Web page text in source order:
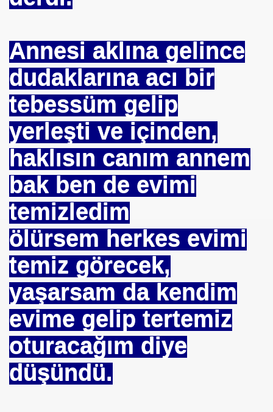
Annesi aklına gelince
dudaklarına acı bir
tebessüm gelip
yerleşti ve içinden,
haklısın canım annem
bak ben de evimi
temizledim
ölürsem herkes evimi
temiz görecek,
yaşarsam da kendim
evime gelip tertemiz
oturacağım diye
düşündü.
İBNİ RÜŞD